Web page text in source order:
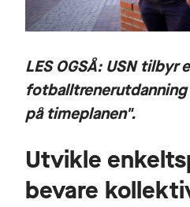
LES OGSÅ: USN tilbyr
på timeplanen".
Utvikle
bevare